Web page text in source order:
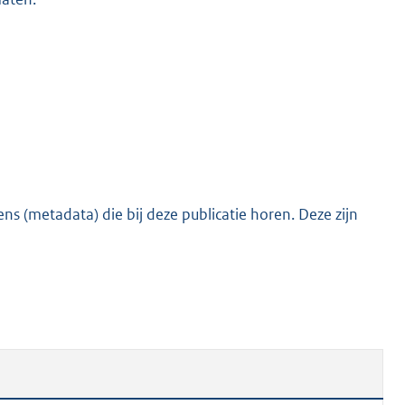
(metadata) die bij deze publicatie horen. Deze zijn